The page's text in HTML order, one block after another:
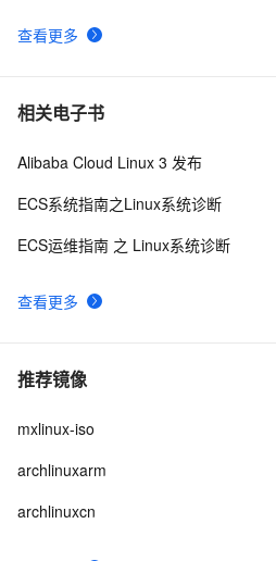
查看更多
相关电子书
查看更多
Alibaba Cloud Linux 3 发布
ECS系统指南之Linux系统诊断
ECS运维指南 之 Linux系统诊断
推荐镜像
mxlinux-iso
archlinuxarm
archlinuxcn